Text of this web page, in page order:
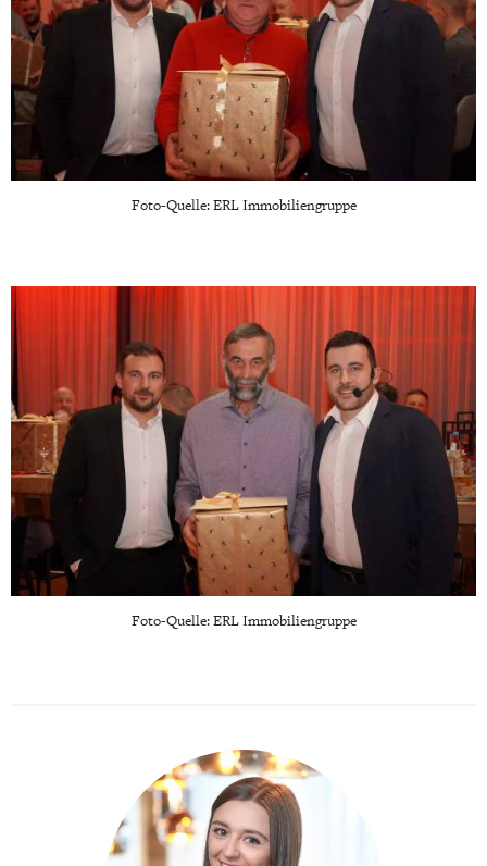
Foto-Quelle: ERL Immobiliengruppe
Foto-Quelle: ERL Immobiliengruppe